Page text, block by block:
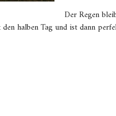
Der Regen
halben Tag und ist dann